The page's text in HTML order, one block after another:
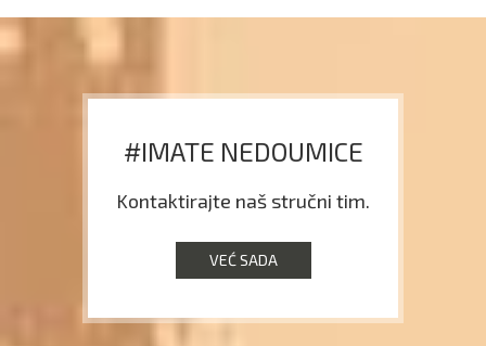
#IMATE NEDOUMICE
Kontaktirajte naš stručni tim.
VEĆ SADA